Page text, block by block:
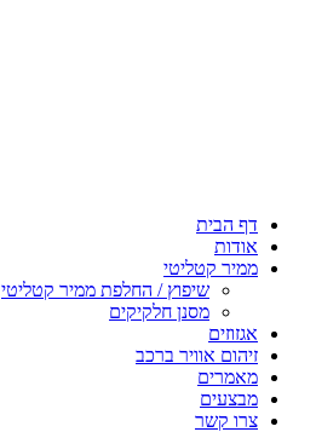
דף הבית
אודות
ממיר קטליטי
שיפוץ / החלפת ממיר קטליטי
מסנן חלקיקים
אגזוזים
זיהום אוויר ברכב
מאמרים
מבצעים
צרו קשר